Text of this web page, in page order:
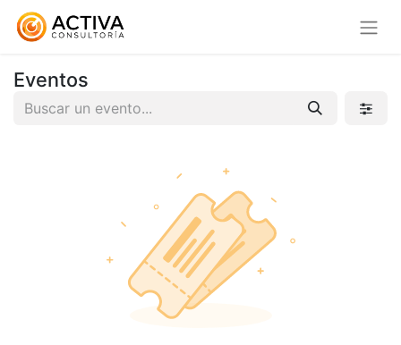
Eventos